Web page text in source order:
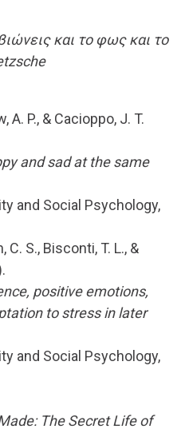
και το φως και το
A. P., & Cacioppo, J. T.
and sad at the same
and Social Psychology,
C. S., Bisconti, T. L., &
positive emotions,
to stress in later
and Social Psychology,
The Secret Life of